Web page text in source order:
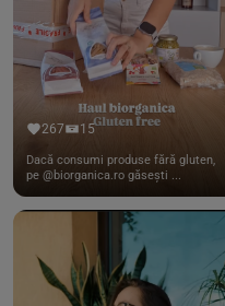
267 15
Dacă consumi produse fără gluten,
pe @biorganica.ro găsești ...